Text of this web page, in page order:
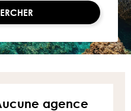
agence